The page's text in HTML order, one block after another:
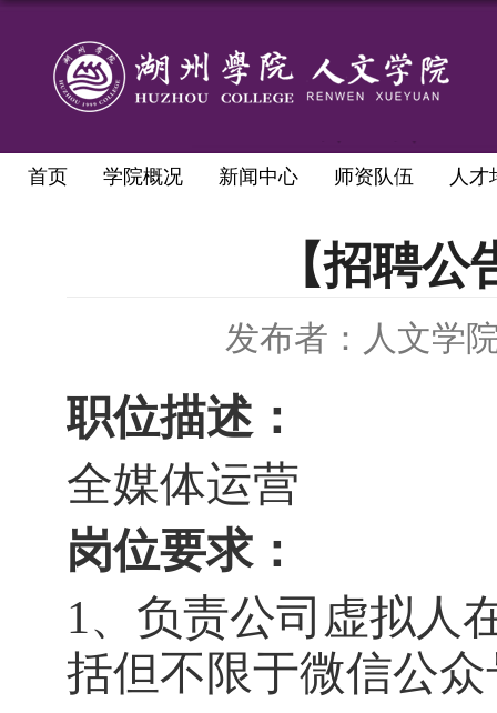
首页 学院概况 新闻中心 师资队伍 人才
【招聘
发布者：人文学
职位描述：
全媒体运营
岗位要求：
1、负责公司虚拟人
括但不限于微信公